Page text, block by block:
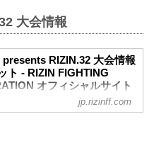
大会情報
RIZIN.32 大会情報
ト - RIZIN FIGHTING
オフィシャルサイト
jp.rizinff.com